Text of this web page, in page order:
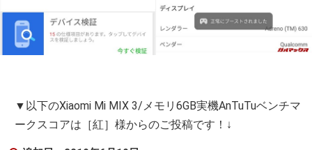
▼以下のXiaomi Mi MIX 3/メモリ6GB実機AnTuTuベンチマ
ークスコアは［紅］様からのご投稿です！↓